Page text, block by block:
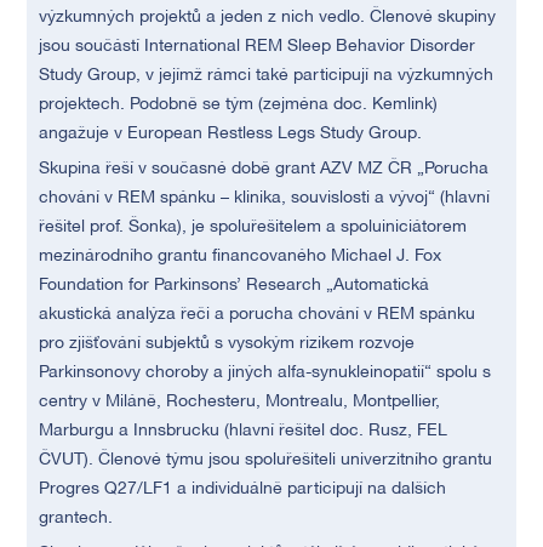
výzkumných projektů a jeden z nich vedlo. Členové skupiny
jsou součástí International REM Sleep Behavior Disorder
Study Group, v jejímž rámci také participují na výzkumných
projektech. Podobně se tým (zejména doc. Kemlink)
angažuje v European Restless Legs Study Group.
Skupina řeší v současné době grant AZV MZ ČR „Porucha
chování v REM spánku – klinika, souvislosti a vývoj“ (hlavní
řešitel prof. Šonka), je spoluřešitelem a spoluiniciátorem
mezinárodního grantu financovaného Michael J. Fox
Foundation for Parkinsons’ Research „Automatická
akustická analýza řeči a porucha chování v REM spánku
pro zjišťování subjektů s vysokým rizikem rozvoje
Parkinsonovy choroby a jiných alfa-synukleinopatií“ spolu s
centry v Miláně, Rochesteru, Montrealu, Montpellier,
Marburgu a Innsbrucku (hlavní řešitel doc. Rusz, FEL
ČVUT). Členové týmu jsou spoluřešiteli univerzitního grantu
Progres Q27/LF1 a individuálně participují na dalších
grantech.